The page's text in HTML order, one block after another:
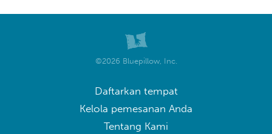
©2026 Bluepillow, Inc.
Daftarkan tempat
Kelola pemesanan Anda
Tentang Kami